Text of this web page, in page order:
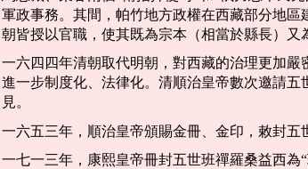
軍政事務。其間，帕竹地方政權在西藏部分地
朝皆授以官職，使其既為宗本（相當於縣長）又
一六四四年清朝取代明朝，對西藏的治理更加
進一步制度化、法律化。清順治皇帝數次邀請
見。
一六五三年，順治皇帝頒賜金冊、金印，敕封五
一七一三年，康熙皇帝冊封五世班禪羅桑益西為